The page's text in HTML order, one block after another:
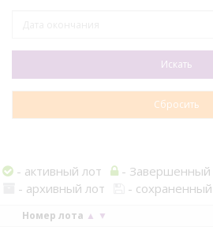
- активный лот - Завершенный
- архивный лот
-
Номер лота ▲ ▼